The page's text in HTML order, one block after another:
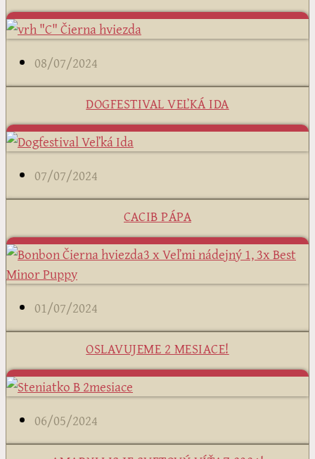
08/07/2024
DOGFESTIVAL VEĽKÁ IDA
07/07/2024
CACIB PÁPA
01/07/2024
OSLAVUJEME 2 MESIACE!
06/05/2024